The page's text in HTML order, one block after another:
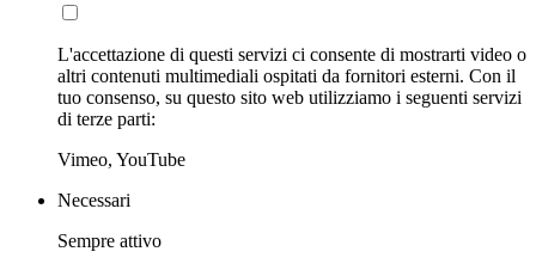
L'accettazione di questi servizi ci consente di mostrarti video o
altri contenuti multimediali ospitati da fornitori esterni. Con il
tuo consenso, su questo sito web utilizziamo i seguenti servizi
di terze parti:
Vimeo, YouTube
Necessari
Sempre attivo